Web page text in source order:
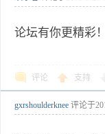
论坛有你更精彩！
评论 支持
gxrshoulderknee 评论于